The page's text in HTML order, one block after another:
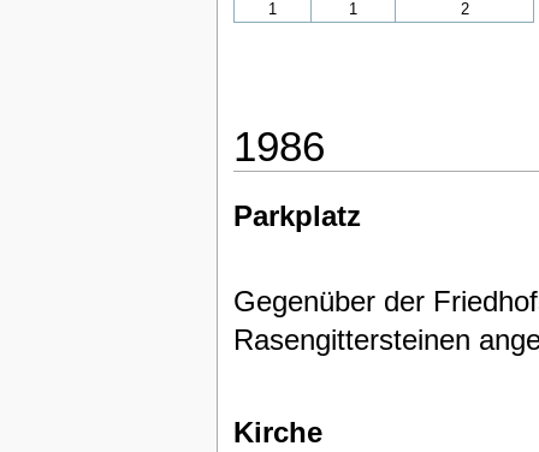
1
1 2
1986
Parkplatz
Gegenüber der
Rasengittersteinen
Kirche